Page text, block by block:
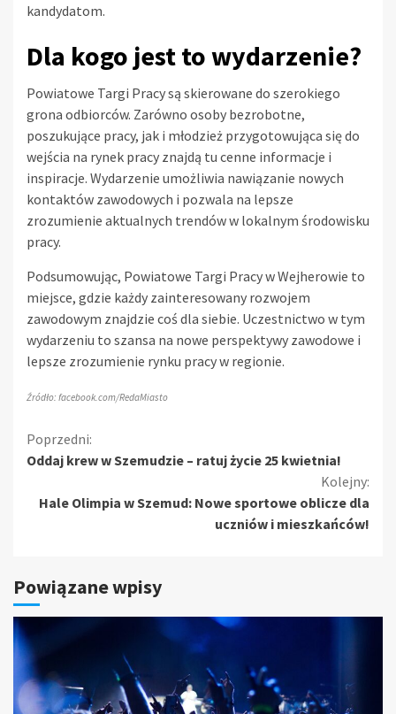
kandydatom.
Dla kogo jest to wydarzenie?
Powiatowe Targi Pracy są skierowane do szerokiego
grona odbiorców. Zarówno osoby bezrobotne,
poszukujące pracy, jak i młodzież przygotowująca się do
wejścia na rynek pracy znajdą tu cenne informacje i
inspiracje. Wydarzenie umożliwia nawiązanie nowych
kontaktów zawodowych i pozwala na lepsze
zrozumienie aktualnych trendów w lokalnym środowisku
pracy.
Podsumowując, Powiatowe Targi Pracy w Wejherowie to
miejsce, gdzie każdy zainteresowany rozwojem
zawodowym znajdzie coś dla siebie. Uczestnictwo w tym
wydarzeniu to szansa na nowe perspektywy zawodowe i
lepsze zrozumienie rynku pracy w regionie.
Źródło: facebook.com/RedaMiasto
Kontynuuj
czytanie
Poprzedni:
Oddaj krew w Szemudzie – ratuj życie 25 kwietnia!
Kolejny:
Hale Olimpia w Szemud: Nowe sportowe oblicze dla
uczniów i mieszkańców!
Powiązane wpisy